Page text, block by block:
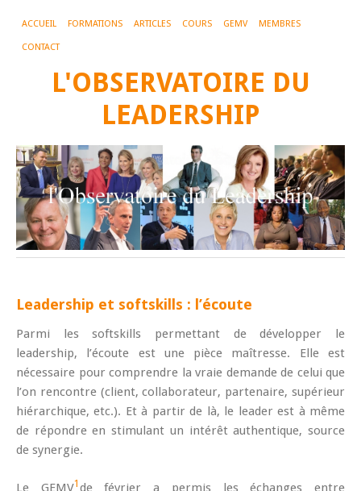
ACCUEIL FORMATIONS ARTICLES COURS GEMV MEMBRES
CONTACT
L'OBSERVATOIRE DU
LEADERSHIP
Leadership et softskills : l’écoute
Parmi les softskills permettant de développer le
leadership, l’écoute est une pièce maîtresse. Elle est
nécessaire pour comprendre la vraie demande de celui que
l’on rencontre (client, collaborateur, partenaire, supérieur
hiérarchique, etc.). Et à partir de là, le leader est à même
de répondre en stimulant un intérêt authentique, source
de synergie.
Le GEMV1 de février a permis les échanges entre